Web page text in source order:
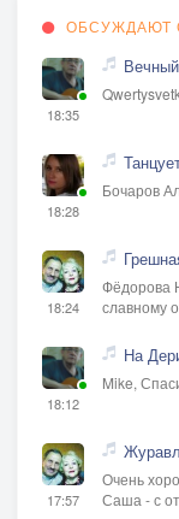
ОБСУЖДАЮТ
18:35
18:28
Бочаров
18:24
Фёдорова
славному
18:12
На
Mike,
17:57
Очень
Саша - с